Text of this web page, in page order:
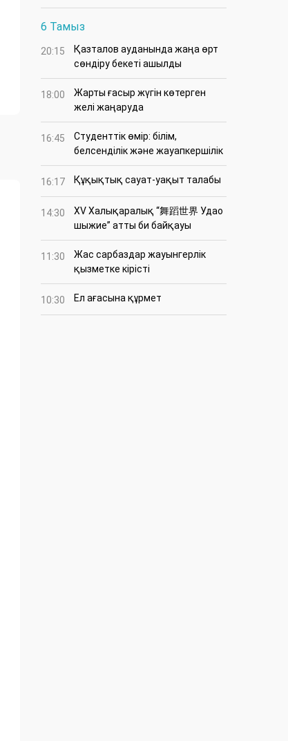
6 Тамыз
20:15
Қазталов ауданында жаңа өрт
сөндіру бекеті ашылды
18:00
Жарты ғасыр жүгін көтерген
желі жаңаруда
16:45
Студенттік өмір: білім,
белсенділік және жауапкершілік
16:17 Құқықтық сауат-уақыт талабы
14:30
XV Халықаралық “舞蹈世界 Удао
шыжие” атты би байқауы
11:30
Жас сарбаздар жауынгерлік
қызметке кірісті
10:30 Ел ағасына құрмет